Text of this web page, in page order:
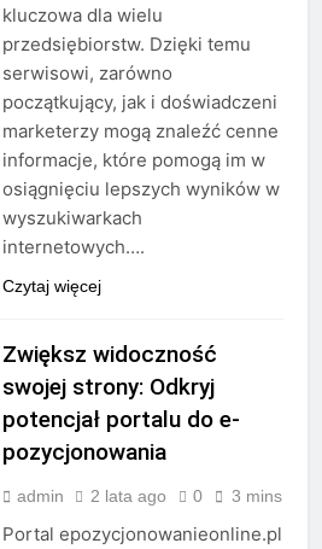
kluczowa dla wielu
przedsiębiorstw. Dzięki temu
serwisowi, zarówno
początkujący, jak i doświadczeni
marketerzy mogą znaleźć cenne
informacje, które pomogą im w
osiągnięciu lepszych wyników w
wyszukiwarkach
internetowych….
Czytaj więcej
Zwiększ widoczność
swojej strony: Odkryj
potencjał portalu do e-
pozycjonowania
admin 2 lata ago 0 3 mins
Portal epozycjonowanieonline.pl